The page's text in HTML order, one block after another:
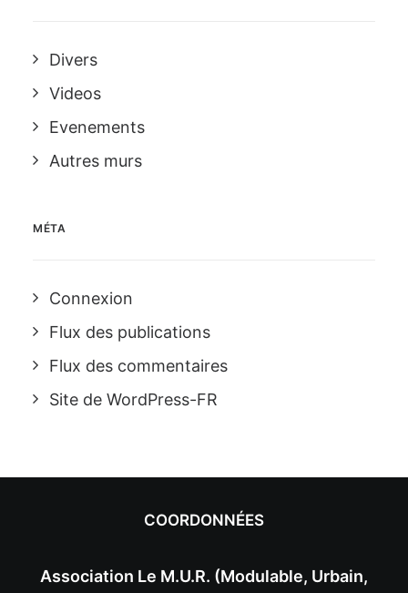
Divers
Videos
Evenements
Autres murs
MÉTA
Connexion
Flux des publications
Flux des commentaires
Site de WordPress-FR
COORDONNÉES
Association Le M.U.R. (Modulable, Urbain,